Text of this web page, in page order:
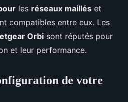
les réseaux maillés et
compatibles entre eux. Les
Orbi sont réputés pour
et leur performance.
de votre